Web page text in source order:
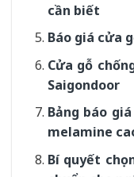
cần biết
Báo giá cửa
Cửa gỗ
Saigondoor
Bảng báo
melamine
Bí quyết